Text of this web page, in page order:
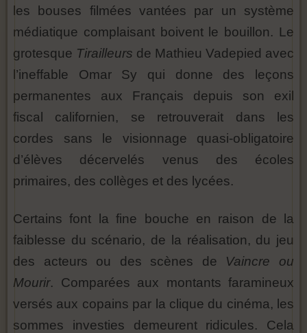
les bouses filmées vantées par un système
médiatique complaisant boivent le bouillon. Le
grotesque Tirailleurs de Mathieu Vadepied avec
l’ineffable Omar Sy qui donne des leçons
permanentes aux Français depuis son exil
fiscal californien, se retrouverait dans les
cordes sans le visionnage quasi-obligatoire
d’élèves décervelés venus des écoles
primaires, des collèges et des lycées.
Certains font la fine bouche en raison de la
faiblesse du scénario, de la réalisation, du jeu
des acteurs ou des scènes de Vaincre ou
Mourir. Comparées aux montants faramineux
versés aux copains par la clique du cinéma, les
sommes investies demeurent ridicules. Cela